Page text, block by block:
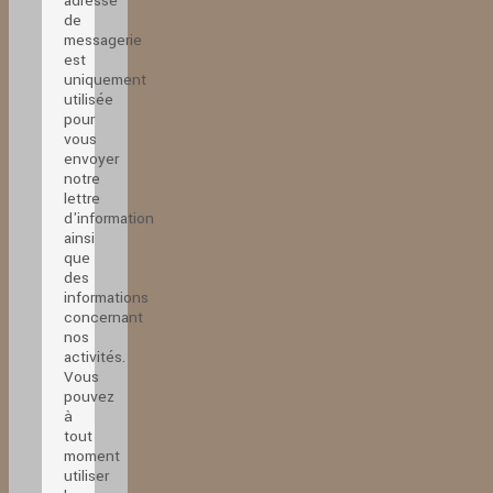
de
messagerie
est
uniquement
utilisée
pour
vous
envoyer
notre
lettre
d'information
ainsi
que
des
informations
concernant
nos
activités.
Vous
pouvez
à
tout
moment
utiliser